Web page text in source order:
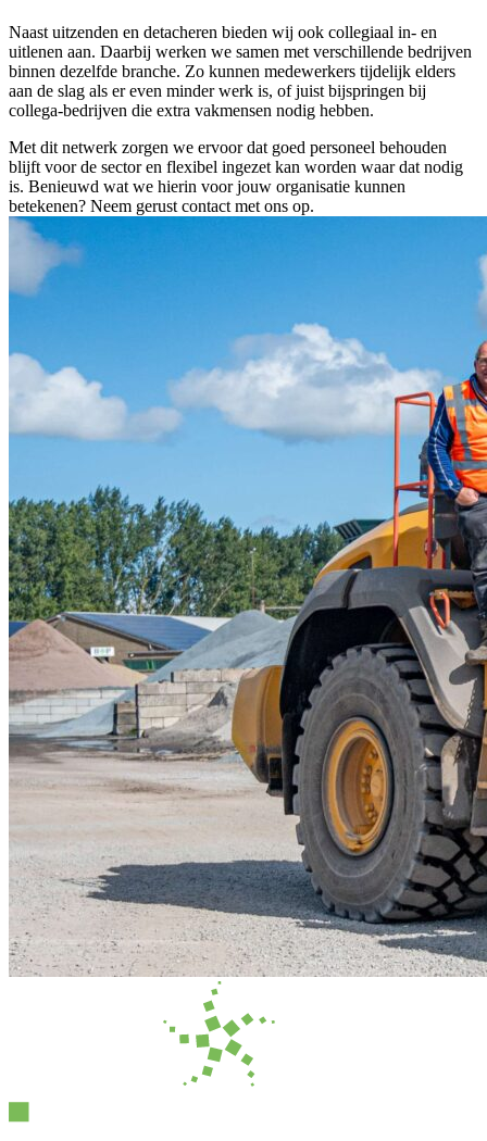
Naast uitzenden en detacheren bieden wij ook collegiaal in- en
uitlenen aan. Daarbij werken we samen met verschillende bedrijven
binnen dezelfde branche. Zo kunnen medewerkers tijdelijk elders
aan de slag als er even minder werk is, of juist bijspringen bij
collega-bedrijven die extra vakmensen nodig hebben.
Met dit netwerk zorgen we ervoor dat goed personeel behouden
blijft voor de sector en flexibel ingezet kan worden waar dat nodig
is. Benieuwd wat we hierin voor jouw organisatie kunnen
betekenen? Neem gerust contact met ons op.